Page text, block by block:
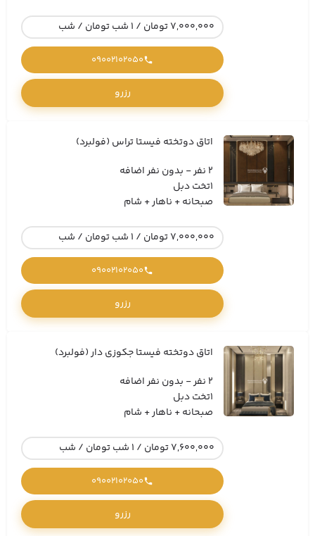
7,000,000 تومان / 1 شب تومان / شب
09002102050
رزرو
اتاق دوتخته فیستا تراس (فولبرد)
2 نفر - بدون نفر اضافه
1تخت دبل
صبحانه + ناهار + شام
7,000,000 تومان / 1 شب تومان / شب
09002102050
رزرو
اتاق دوتخته فیستا جکوزی دار (فولبرد)
2 نفر - بدون نفر اضافه
1تخت دبل
صبحانه + ناهار + شام
7,600,000 تومان / 1 شب تومان / شب
09002102050
رزرو